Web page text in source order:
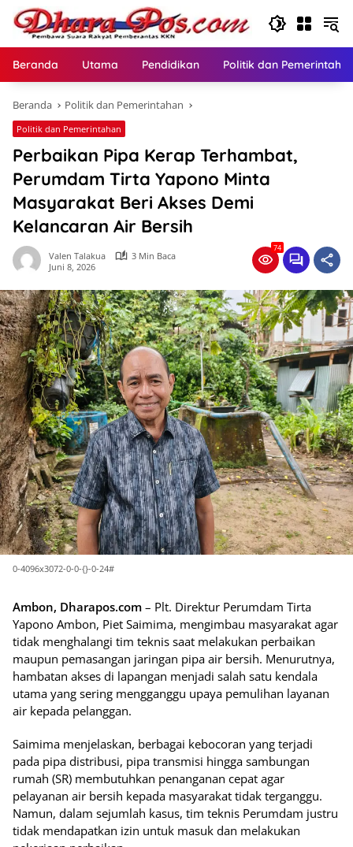
Langsung
konten
Beranda Utama Pendidikan Politik dan
Beranda Politik dan Pemerintahan
Politik dan Pemerintahan
Perbaikan Pipa Kerap Terhambat,
Perumdam Tirta Yapono Minta
Masyarakat Beri Akses Demi
Kelancaran Air Bersih
Valen Talakua
3 Min Baca
Juni 8, 2026
74
0-4096x3072-0-0-{}-0-24#
Ambon, Dharapos.com – Plt. Direktur Perumdam Tirta
Yapono Ambon, Piet Saimima, mengimbau masyarakat agar
tidak menghalangi tim teknis saat melakukan perbaikan
maupun pemasangan jaringan pipa air bersih. Menurutnya,
hambatan akses di lapangan menjadi salah satu kendala
utama yang sering mengganggu upaya pemulihan layanan
air kepada pelanggan.
Saimima menjelaskan, berbagai kebocoran yang terjadi
pada pipa distribusi, pipa transmisi hingga sambungan
rumah (SR) membutuhkan penanganan cepat agar
pelayanan air bersih kepada masyarakat tidak terganggu.
Namun, dalam sejumlah kasus, tim teknis Perumdam justru
tidak mendapatkan izin untuk masuk dan melakukan